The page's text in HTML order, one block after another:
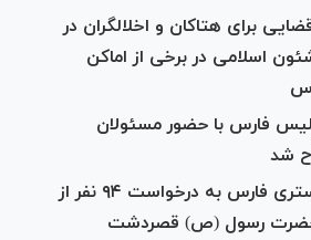
برای هتاکان و اخلالگران در
اسلامی در برخی از اماکن
پلیس فارس با حضور مسئولان
شد
رئیس کل دادکستری فارس به درخواست ۹۴ نفر از
حضرت رسول (ص) قصردشت